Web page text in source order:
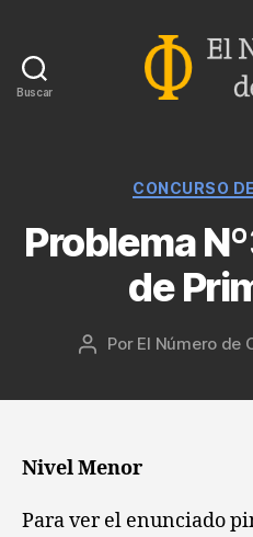
Buscar
CONCURSO
Problema
de
Autor
Por El Número de
Nivel Menor
Para ver el enunciado